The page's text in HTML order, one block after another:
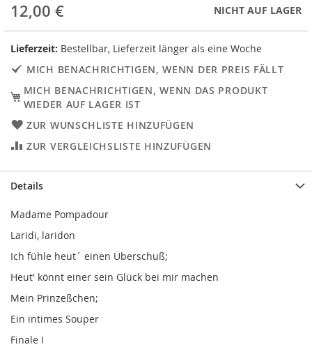
12,00 € NICHT AUF LAGER
Lieferzeit: Bestellbar, Lieferzeit länger als eine Woche
MICH BENACHRICHTIGEN, WENN DER PREIS FÄLLT
MICH BENACHRICHTIGEN, WENN DAS PRODUKT
WIEDER AUF LAGER IST
ZUR WUNSCHLISTE HINZUFÜGEN
ZUR VERGLEICHSLISTE HINZUFÜGEN
Details
Madame Pompadour
Laridi, laridon
Ich fühle heut´ einen Überschuß;
Heut' könnt einer sein Glück bei mir machen
Mein Prinzeßchen;
Ein intimes Souper
Finale I